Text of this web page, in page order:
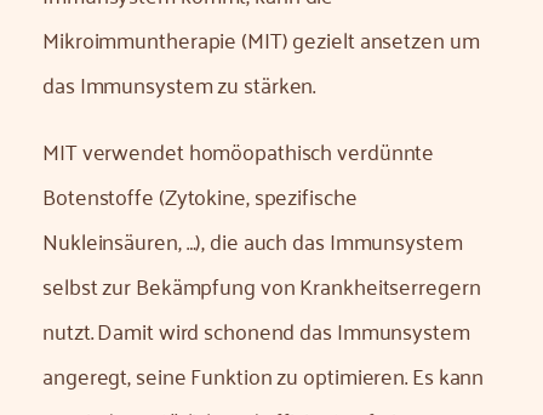
Mikroimmuntherapie (MIT) gezielt ansetzen um
das Immunsystem zu stärken.
MIT verwendet homöopathisch verdünnte
Botenstoffe (Zytokine, spezifische
Nukleinsäuren, …), die auch das Immunsystem
selbst zur Bekämpfung von Krankheitserregern
nutzt. Damit wird schonend das Immunsystem
angeregt, seine Funktion zu optimieren. Es kann